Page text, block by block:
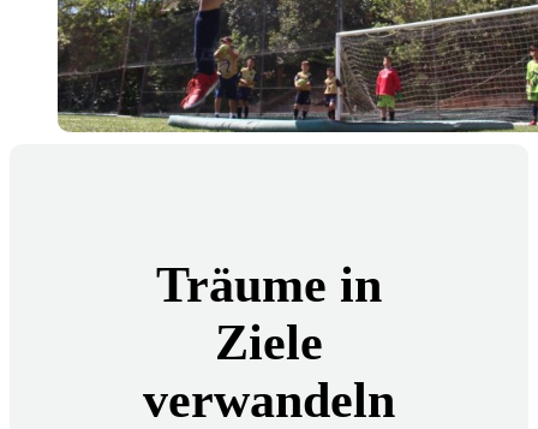
Träume in
Ziele
verwandeln